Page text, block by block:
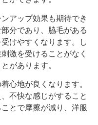
アップ効果も期待でき
分であり、脇毛がある
けやすくなります。し
激を受けることがなく
があります。
心地が良くなります。
不快な感じがすること
とで摩擦が減り、洋服